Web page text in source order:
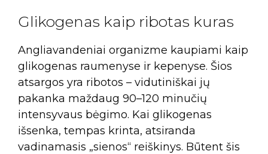
Glikogenas kaip ribotas kuras
Angliavandeniai organizme kaupiami kaip
glikogenas raumenyse ir kepenyse. Šios
atsargos yra ribotos – vidutiniškai jų
pakanka maždaug 90–120 minučių
intensyvaus bėgimo. Kai glikogenas
išsenka, tempas krinta, atsiranda
vadinamasis „sienos“ reiškinys. Būtent šis